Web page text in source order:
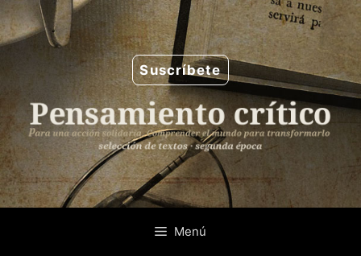
Saltar
al
contenido
Suscríbete
Menú